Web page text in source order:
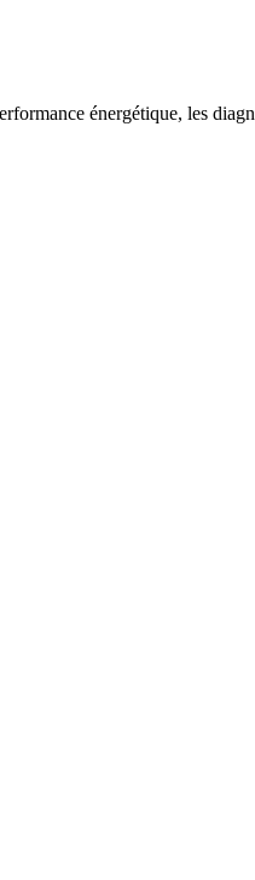
énergétique, les